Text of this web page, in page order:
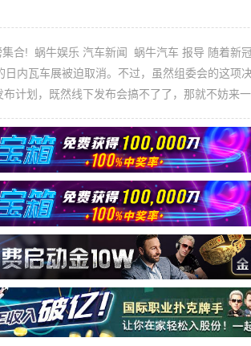
合! 蜗牛娱乐 汽车新闻 蜗牛汽车 报导 随着新
内瓦车展被迫取消。不过，虽然组委会的这项
计划，既然线下发布会搞不了了，那就不妨来一